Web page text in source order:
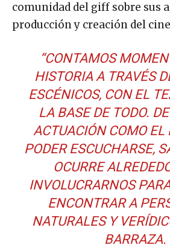
comunidad del giff sobre sus
producción y creación del
“CONTAMOS
HISTORIA A TRAVÉS
ESCÉNICOS, CON EL
LA BASE DE TODO.
ACTUACIÓN COMO EL
PODER ESCUCHARSE,
OCURRE
INVOLUCRARNOS
ENCONTRAR A
NATURALES Y
BARRAZA.